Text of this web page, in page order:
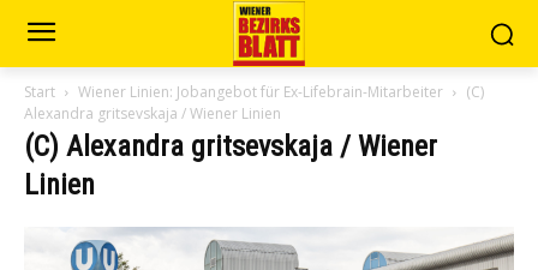
Start Wiener Linien: Jobangebot für Ex-Lifebrain-Mitarbeiter
(C)
Alexandra gritsevskaja / Wiener Linien
(C) Alexandra gritsevskaja / Wiener
Linien